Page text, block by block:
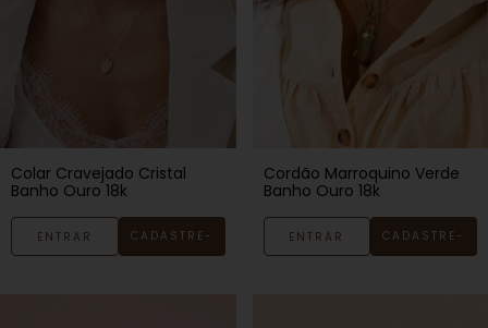
Colar Cravejado Cristal
Banho Ouro 18k
ENTRAR CADASTRE-
Cordão Marroquino Verde
Banho Ouro 18k
ENTRAR CADASTRE-